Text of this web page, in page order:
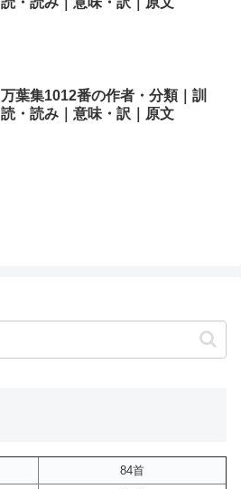
万葉集1012番の作者・分類｜訓
読・読み｜意味・訳｜原文
84首